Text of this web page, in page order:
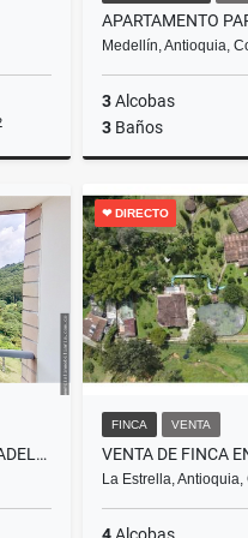
Medellín, Antioquia,
3Alcobas
3 Baños
VENTA APARTAMENTO EN CIUDADELA MONTEAZUL SABANETA 80M2 PARQ Y ÚTIL
❤ DIRECTO
FINCA VENTA
La Estrella,